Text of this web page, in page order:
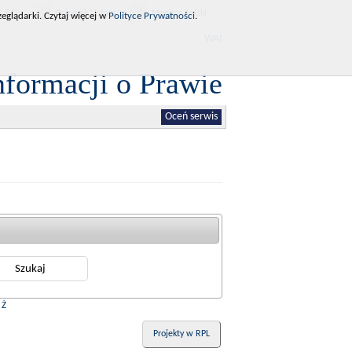
RCL Dziennik Ustaw Monitor Polski
o Prawie
Oceń serwis
Ż
Projekty w RPL
Czytaj więcej w Polityce Prywatności.